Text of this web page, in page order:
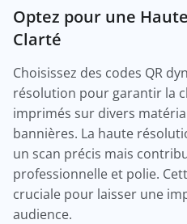
Optez pour une
Clarté
Choisissez des codes QR
résolution pour garantir la
imprimés sur divers
bannières. La haute
un scan précis mais
professionnelle et polie.
cruciale pour laisser une
audience.